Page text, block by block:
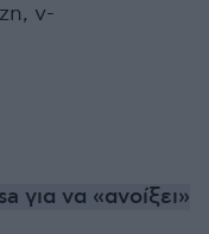
v-
για να «ανοίξει»